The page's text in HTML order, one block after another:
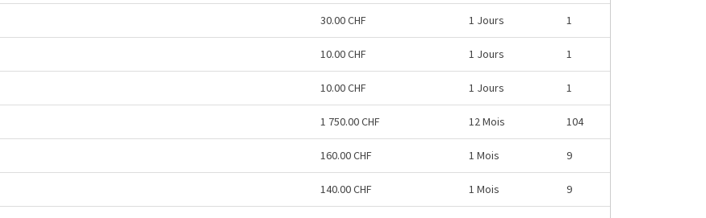
30.00 CHF 1 Jours 1
10.00 CHF 1 Jours 1
10.00 CHF 1 Jours 1
1 750.00 CHF 12 Mois 104
160.00 CHF 1 Mois 9
140.00 CHF 1 Mois 9